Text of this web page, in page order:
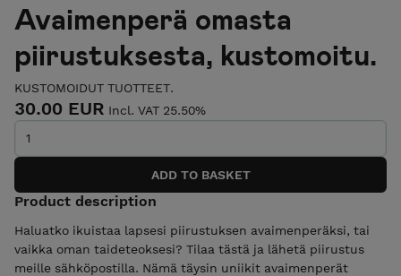
Avaimenperä omasta
piirustuksesta, kustomoitu.
KUSTOMOIDUT TUOTTEET.
30.00 EUR Incl. VAT 25.50%
Product description
Haluatko ikuistaa lapsesi piirustuksen avaimenperäksi, tai
vaikka oman taideteoksesi? Tilaa tästä ja lähetä piirustus
meille sähköpostilla. Nämä täysin uniikit avaimenperät